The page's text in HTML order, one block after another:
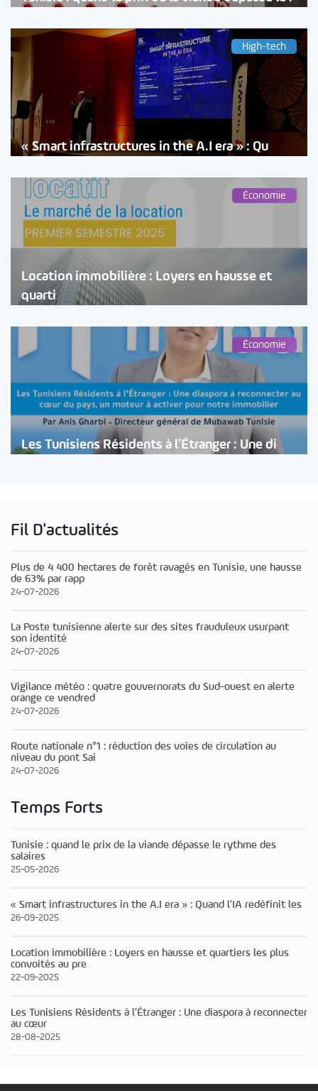
High-tech
« Smart infrastructures in the A.I era » : Qu
Économie
Location immobilière : Loyers en hausse et
quarti
Économie
Les Tunisiens Résidents à l’Étranger : Une di
Fil D'actualités
Plus de 4 400 hectares de forêt ravagés en Tunisie, une hausse
de 63% par rapp
24-07-2026
La Poste tunisienne alerte sur des sites frauduleux usurpant
son identité
24-07-2026
Vigilance météo : quatre gouvernorats du Sud-ouest en alerte
orange ce vendred
24-07-2026
Route nationale n°1 : réduction des voies de circulation au
niveau du pont Sai
24-07-2026
Temps Forts
Tunisie : quand le prix de la viande dépasse le rythme des
salaires
25-05-2026
« Smart infrastructures in the A.I era » : Quand l’IA redéfinit les
26-09-2025
Location immobilière : Loyers en hausse et quartiers les plus
convoités au pre
22-09-2025
Les Tunisiens Résidents à l’Étranger : Une diaspora à reconnecter
au cœur
28-08-2025